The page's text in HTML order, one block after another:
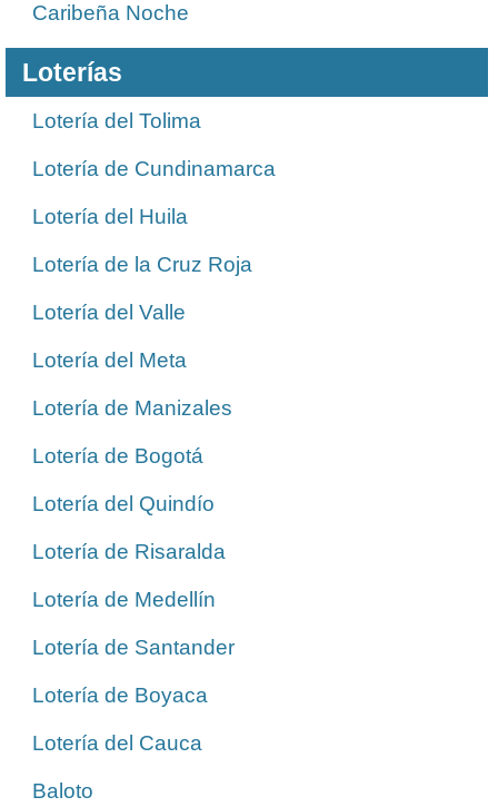
Caribeña Noche
Loterías
Lotería del Tolima
Lotería de Cundinamarca
Lotería del Huila
Lotería de la Cruz Roja
Lotería del Valle
Lotería del Meta
Lotería de Manizales
Lotería de Bogotá
Lotería del Quindío
Lotería de Risaralda
Lotería de Medellín
Lotería de Santander
Lotería de Boyaca
Lotería del Cauca
Baloto